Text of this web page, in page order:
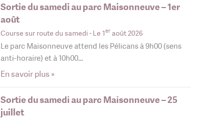
Sortie du samedi au parc Maisonneuve – 1er
août
Course sur route du samedi- Le 1er août 2026
Le parc Maisonneuve attend les Pélicans à 9h00 (sens
anti-horaire) et à 10h00…
En savoir plus »
Sortie du samedi au parc Maisonneuve – 25
juillet